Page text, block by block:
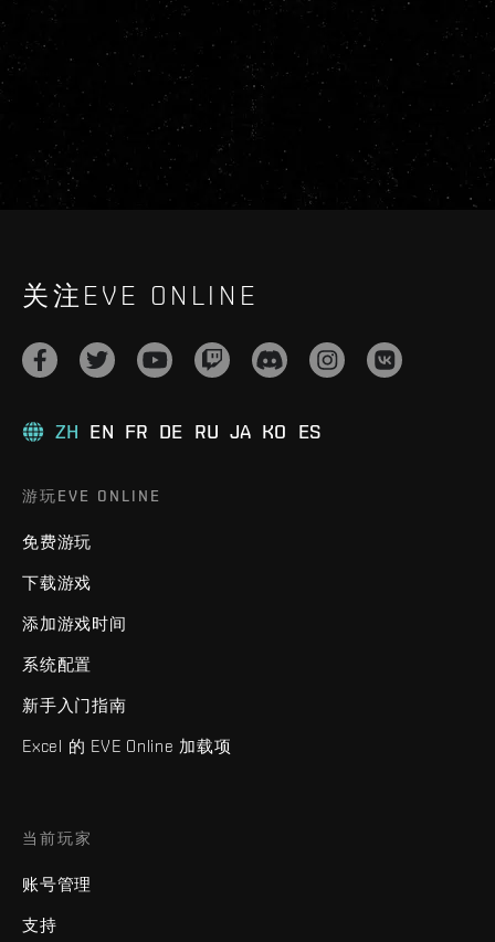
关注EVE ONLINE
ZH EN FR DE RU JA KO ES
游玩EVE ONLINE
免费游玩
下载游戏
添加游戏时间
系统配置
新手入门指南
Excel 的 EVE Online 加载项
当前玩家
账号管理
支持